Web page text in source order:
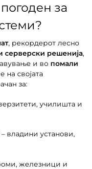
за
, рекордерот лесно
серверски решенија,
и во помали
на својата
за:
училишта и
– владини установи,
железници и